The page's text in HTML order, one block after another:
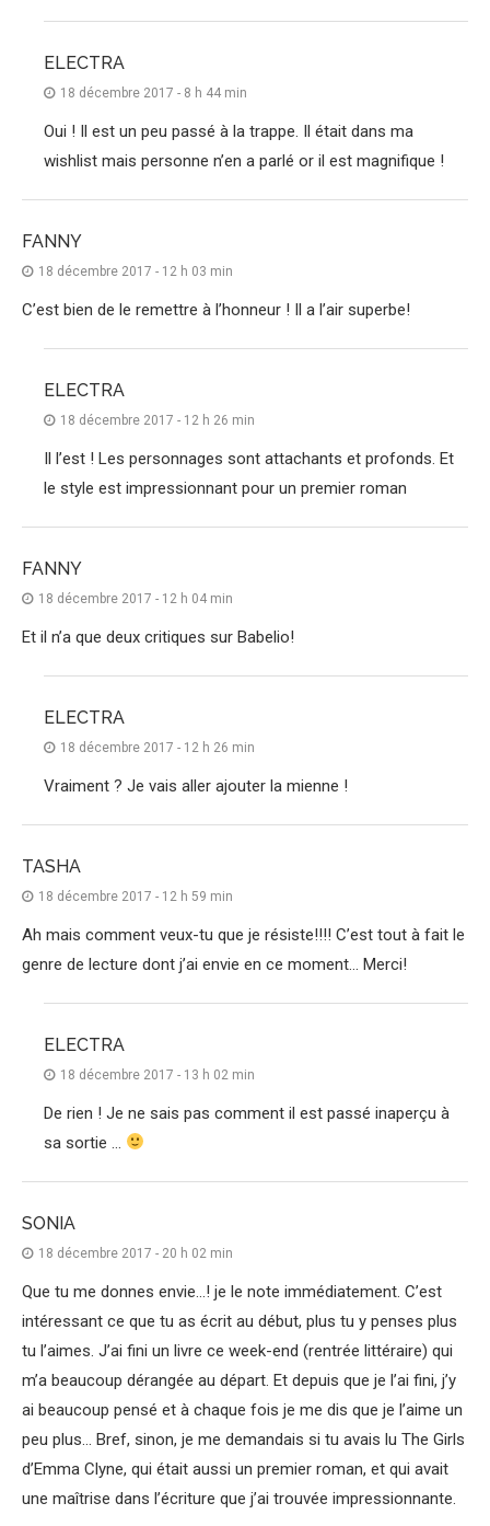
ELECTRA
18 décembre 2017 - 8 h 44 min
Oui ! Il est un peu passé à la trappe. Il était dans ma
wishlist mais personne n’en a parlé or il est magnifique !
FANNY
18 décembre 2017 - 12 h 03 min
C’est bien de le remettre à l’honneur ! Il a l’air superbe!
ELECTRA
18 décembre 2017 - 12 h 26 min
Il l’est ! Les personnages sont attachants et profonds. Et
le style est impressionnant pour un premier roman
FANNY
18 décembre 2017 - 12 h 04 min
Et il n’a que deux critiques sur Babelio!
ELECTRA
18 décembre 2017 - 12 h 26 min
Vraiment ? Je vais aller ajouter la mienne !
TASHA
18 décembre 2017 - 12 h 59 min
Ah mais comment veux-tu que je résiste!!!! C’est tout à fait le
genre de lecture dont j’ai envie en ce moment… Merci!
ELECTRA
18 décembre 2017 - 13 h 02 min
De rien ! Je ne sais pas comment il est passé inaperçu à
sa sortie …
SONIA
18 décembre 2017 - 20 h 02 min
Que tu me donnes envie…! je le note immédiatement. C’est
intéressant ce que tu as écrit au début, plus tu y penses plus
tu l’aimes. J’ai fini un livre ce week-end (rentrée littéraire) qui
m’a beaucoup dérangée au départ. Et depuis que je l’ai fini, j’y
ai beaucoup pensé et à chaque fois je me dis que je l’aime un
peu plus… Bref, sinon, je me demandais si tu avais lu The Girls
d’Emma Clyne, qui était aussi un premier roman, et qui avait
une maîtrise dans l’écriture que j’ai trouvée impressionnante.